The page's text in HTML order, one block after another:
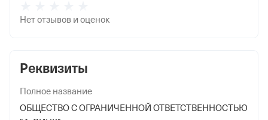
Реквизиты
Полное название
ОБЩЕСТВО С ОГРАНИЧЕННОЙ ОТВЕТСТВЕННОСТЬЮ
Нет отзывов и оценок